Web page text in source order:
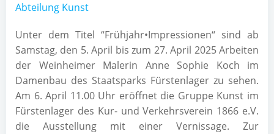
Abteilung Kunst
Unter dem Titel “Frühjahr•Impressionen“ sind ab
Samstag, den 5. April bis zum 27. April 2025 Arbeiten
der Weinheimer Malerin Anne Sophie Koch im
Damenbau des Staatsparks Fürstenlager zu sehen.
Am 6. April 11.00 Uhr eröffnet die Gruppe Kunst im
Fürstenlager des Kur- und Verkehrsverein 1866 e.V.
die Ausstellung mit einer Vernissage. Zur